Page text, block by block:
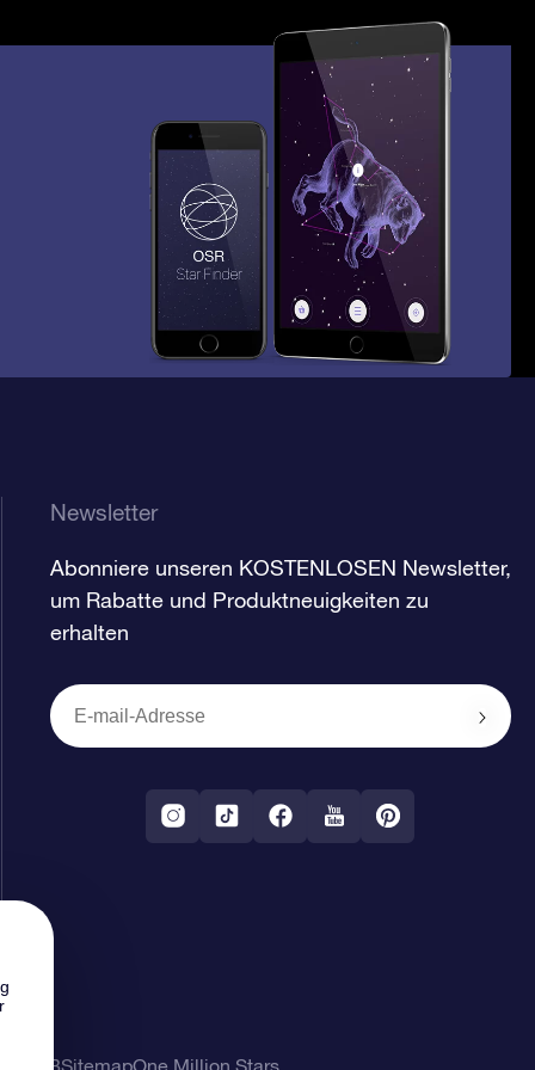
Newsletter
Abonniere unseren KOSTENLOSEN Newsletter,
um Rabatte und Produktneuigkeiten zu
erhalten
AGBSitemapOne Million Stars